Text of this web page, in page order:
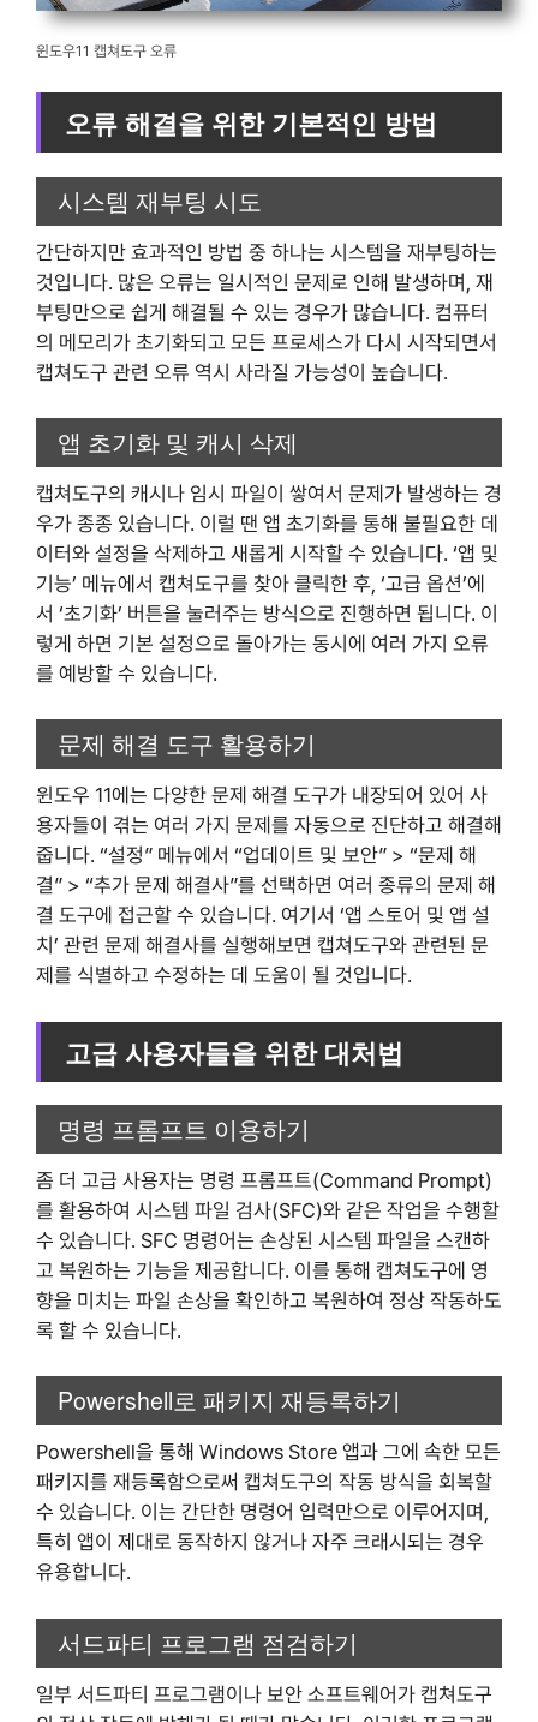
윈도우11 캡쳐도구 오류
오류 해결을 위한 기본적인 방법
시스템 재부팅 시도
간단하지만 효과적인 방법 중 하나는 시스템을 재부팅하는
것입니다. 많은 오류는 일시적인 문제로 인해 발생하며, 재
부팅만으로 쉽게 해결될 수 있는 경우가 많습니다. 컴퓨터
의 메모리가 초기화되고 모든 프로세스가 다시 시작되면서
캡쳐도구 관련 오류 역시 사라질 가능성이 높습니다.
앱 초기화 및 캐시 삭제
캡쳐도구의 캐시나 임시 파일이 쌓여서 문제가 발생하는 경
우가 종종 있습니다. 이럴 땐 앱 초기화를 통해 불필요한 데
이터와 설정을 삭제하고 새롭게 시작할 수 있습니다. ‘앱 및
기능’ 메뉴에서 캡쳐도구를 찾아 클릭한 후, ‘고급 옵션’에
서 ‘초기화’ 버튼을 눌러주는 방식으로 진행하면 됩니다. 이
렇게 하면 기본 설정으로 돌아가는 동시에 여러 가지 오류
를 예방할 수 있습니다.
문제 해결 도구 활용하기
윈도우 11에는 다양한 문제 해결 도구가 내장되어 있어 사
용자들이 겪는 여러 가지 문제를 자동으로 진단하고 해결해
줍니다. “설정” 메뉴에서 “업데이트 및 보안” > “문제 해
결” > “추가 문제 해결사”를 선택하면 여러 종류의 문제 해
결 도구에 접근할 수 있습니다. 여기서 ‘앱 스토어 및 앱 설
치’ 관련 문제 해결사를 실행해보면 캡쳐도구와 관련된 문
제를 식별하고 수정하는 데 도움이 될 것입니다.
고급 사용자들을 위한 대처법
명령 프롬프트 이용하기
좀 더 고급 사용자는 명령 프롬프트(Command Prompt)
를 활용하여 시스템 파일 검사(SFC)와 같은 작업을 수행할
수 있습니다. SFC 명령어는 손상된 시스템 파일을 스캔하
고 복원하는 기능을 제공합니다. 이를 통해 캡쳐도구에 영
향을 미치는 파일 손상을 확인하고 복원하여 정상 작동하도
록 할 수 있습니다.
Powershell로 패키지 재등록하기
Powershell을 통해 Windows Store 앱과 그에 속한 모든
패키지를 재등록함으로써 캡쳐도구의 작동 방식을 회복할
수 있습니다. 이는 간단한 명령어 입력만으로 이루어지며,
특히 앱이 제대로 동작하지 않거나 자주 크래시되는 경우
유용합니다.
서드파티 프로그램 점검하기
일부 서드파티 프로그램이나 보안 소프트웨어가 캡쳐도구